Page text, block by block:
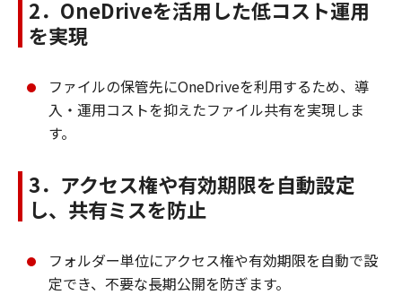
2．OneDriveを活用した低コスト運用
を実現
ファイルの保管先にOneDriveを利用するため、導
入・運用コストを抑えたファイル共有を実現しま
す。
3．アクセス権や有効期限を自動設定
し、共有ミスを防止
フォルダー単位にアクセス権や有効期限を自動で設
定でき、不要な長期公開を防ぎます。